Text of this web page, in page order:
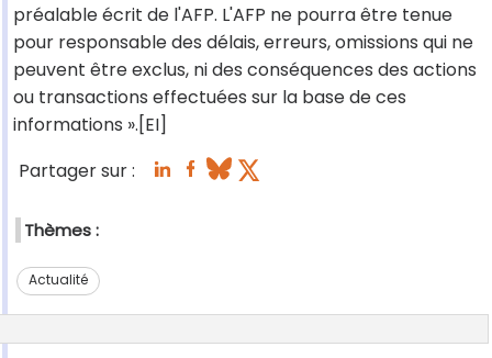
préalable écrit de l'AFP. L'AFP ne pourra être tenue
pour responsable des délais, erreurs, omissions qui ne
peuvent être exclus, ni des conséquences des actions
ou transactions effectuées sur la base de ces
informations ».[EI]
Partager sur :
Thèmes :
Actualité